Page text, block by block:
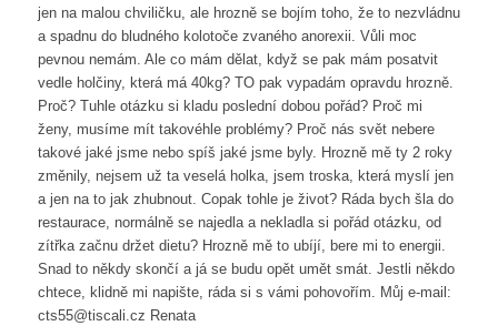
jen na malou chviličku, ale hrozně se bojím toho, že to nezvládnu
a spadnu do bludného kolotoče zvaného anorexii. Vůli moc
pevnou nemám. Ale co mám dělat, když se pak mám posatvit
vedle holčiny, která má 40kg? TO pak vypadám opravdu hrozně.
Proč? Tuhle otázku si kladu poslední dobou pořád? Proč mi
ženy, musíme mít takovéhle problémy? Proč nás svět nebere
takové jaké jsme nebo spíš jaké jsme byly. Hrozně mě ty 2 roky
změnily, nejsem už ta veselá holka, jsem troska, která myslí jen
a jen na to jak zhubnout. Copak tohle je život? Ráda bych šla do
restaurace, normálně se najedla a nekladla si pořád otázku, od
zítřka začnu držet dietu? Hrozně mě to ubíjí, bere mi to energii.
Snad to někdy skončí a já se budu opět umět smát. Jestli někdo
chtece, klidně mi napište, ráda si s vámi pohovořím. Můj e-mail:
cts55@tiscali.cz Renata